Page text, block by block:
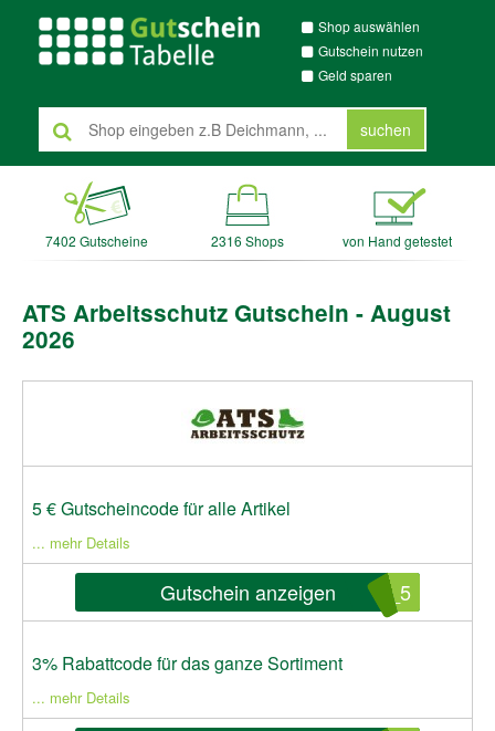
Shop auswählen
Gutschein nutzen
Geld sparen
suchen
7402 Gutscheine 2316 Shops von Hand getestet
ATS Arbeitsschutz Gutschein - August
2026
5 € Gutscheincode für alle Artikel
... mehr Details
Gutschein anzeigen E_5
3% Rabattcode für das ganze Sortiment
... mehr Details